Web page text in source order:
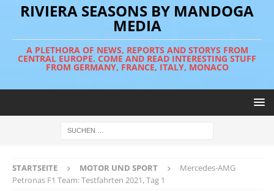
RIVIERA SEASONS BY MANDOGA
MEDIA
A PLETHORA OF NEWS, REPORTS AND STORYS FROM
CENTRAL EUROPE. COME AND READ INTERESTING STUFF
FROM GERMANY, FRANCE, ITALY, MONACO
STARTSEITE MOTOR UND SPORT
Mercedes-AMG
Petronas F1 Team: Testfahrten 2021, Tag 1